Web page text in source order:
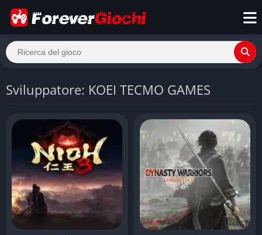
Sviluppatore: KOEI TECMO GAMES